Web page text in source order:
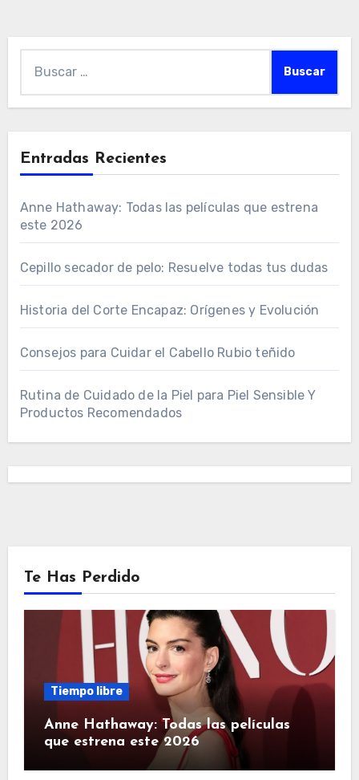
Entradas Recientes
Anne Hathaway: Todas las películas que estrena
este 2026
Cepillo secador de pelo: Resuelve todas tus dudas
Historia del Corte Encapaz: Orígenes y Evolución
Consejos para Cuidar el Cabello Rubio teñido
Rutina de Cuidado de la Piel para Piel Sensible Y
Productos Recomendados
Te Has Perdido
Tiempo libre
Anne Hathaway: Todas las películas
que estrena este 2026